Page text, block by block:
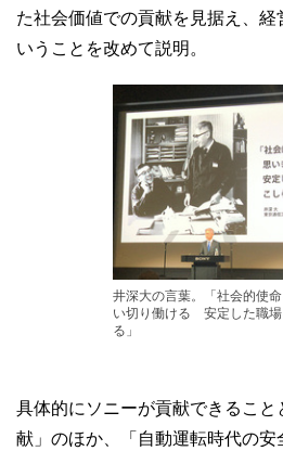
た社会価値での貢献を見据え、
いうことを改めて説明。
井深大の言葉。「社会的使
い切り働ける 安定した職
る」
具体的にソニーが貢献できるこ
献」のほか、「自動運転時代の